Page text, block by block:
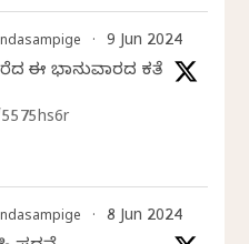
· 9 Jun 2024
ಈ ಭಾನುವಾರದ ಕತೆ
· 8 Jun 2024